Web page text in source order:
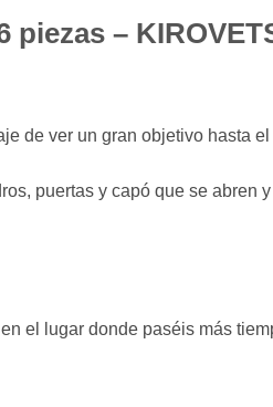
–
de ver un gran objetivo hasta
puertas y capó que se abren
el lugar donde paséis más